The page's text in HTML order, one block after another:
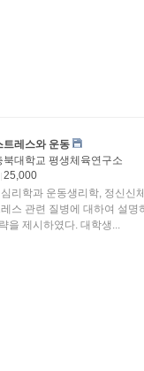
트레스와 운동
북대학교 평생체육연구소
25,000
리학과 운동생리학, 정신신
스 관련 질병에 대하여 설
을 제시하였다. 대학생...